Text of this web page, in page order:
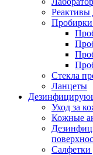
Реактивы
Пробирки
Стекла
Ланцеты
Уход за
Кожные
Салфетки